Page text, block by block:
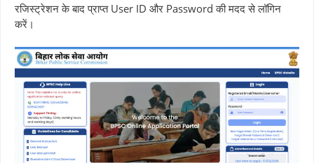
रजिस्ट्रेशन के बाद प्राप्त User ID और Password की मदद से लॉगिन
करें।